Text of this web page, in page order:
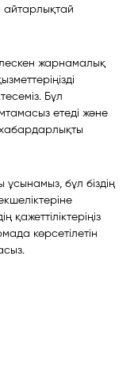
айтарлықтай
жарнамалық
Бұл
етеді және
ұсынамыз, бұл біздің
қажеттіліктеріңіз
көрсетілетін